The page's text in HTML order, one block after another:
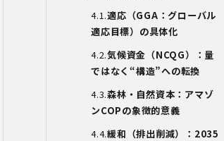
メールアドレス、その他イベント・セミ
ナーを通じて取得した情報
(3)第三者提供の方法
電話、FAX、電子メール、郵送などの一般
的な方法
(4)その他
上記の内容によらない個人情報の第三者
対し個別具体的な内容を提示して同意を
適応（GGA ：グローバル
適応目標）の具体化
気候資金（NCQG）：量
ではなく“構造”への転換
森林・自然資本：アマゾ
ンCOPの象徴的意義
緩和（排出削減）： 2035